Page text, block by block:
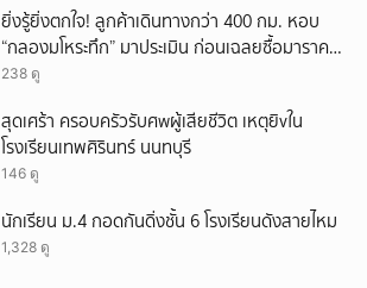
ยิ่งรู้ยิ่งตกใจ! ลูกค้าเดินทางกว่า 400 กม. หอบ
“กลองมโหระทึก” มาประเมิน ก่อนเฉลยซื้อมาราคา
เท่าไหร่?
238 ดู
สุดเศร้า ครอบครัวรับศwผู้เสียชีวิต เหตุยิvใน
โรงเรียนเทพศิรินทร์ นนทบุรี
146 ดู
นักเรียน ม.4 กอดกันดิ่งชั้น 6 โรงเรียนดังสายไหม
1,328 ดู